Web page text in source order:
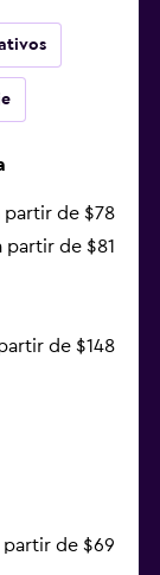
partir de $78
partir de $81
de $148
partir de $69